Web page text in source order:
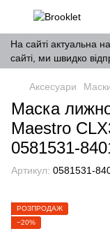
На сайті актуальна
сайті, ми швидко
Аксесуари
Маска
Maestro
0581531-
Артикул: 0581531-
РОЗПРОДАЖ
−20%